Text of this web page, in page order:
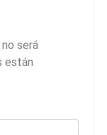
será
están